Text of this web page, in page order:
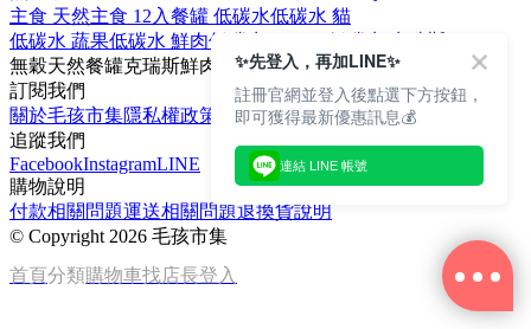
主食 天然主食 12入餐罐 低碳水低碳水 貓
低碳水 蔬果低碳水 鮮肉低碳水 CRIUS
無穀天然餐罐克瑞斯鮮肉
訂閱我們
關於毛孩市集隱私權政策
文章
追蹤我們
FacebookInstagramLINE
購物說明
付款相關問題運送相關問題退換貨說明
© Copyright 2026 毛孩市集
首頁分類購物車找店長登入
✨先登入，再加LINE✨
註冊官網並登入後點選下方按鈕，
即可獲得最新優惠訊息💰
連結 LINE 帳號